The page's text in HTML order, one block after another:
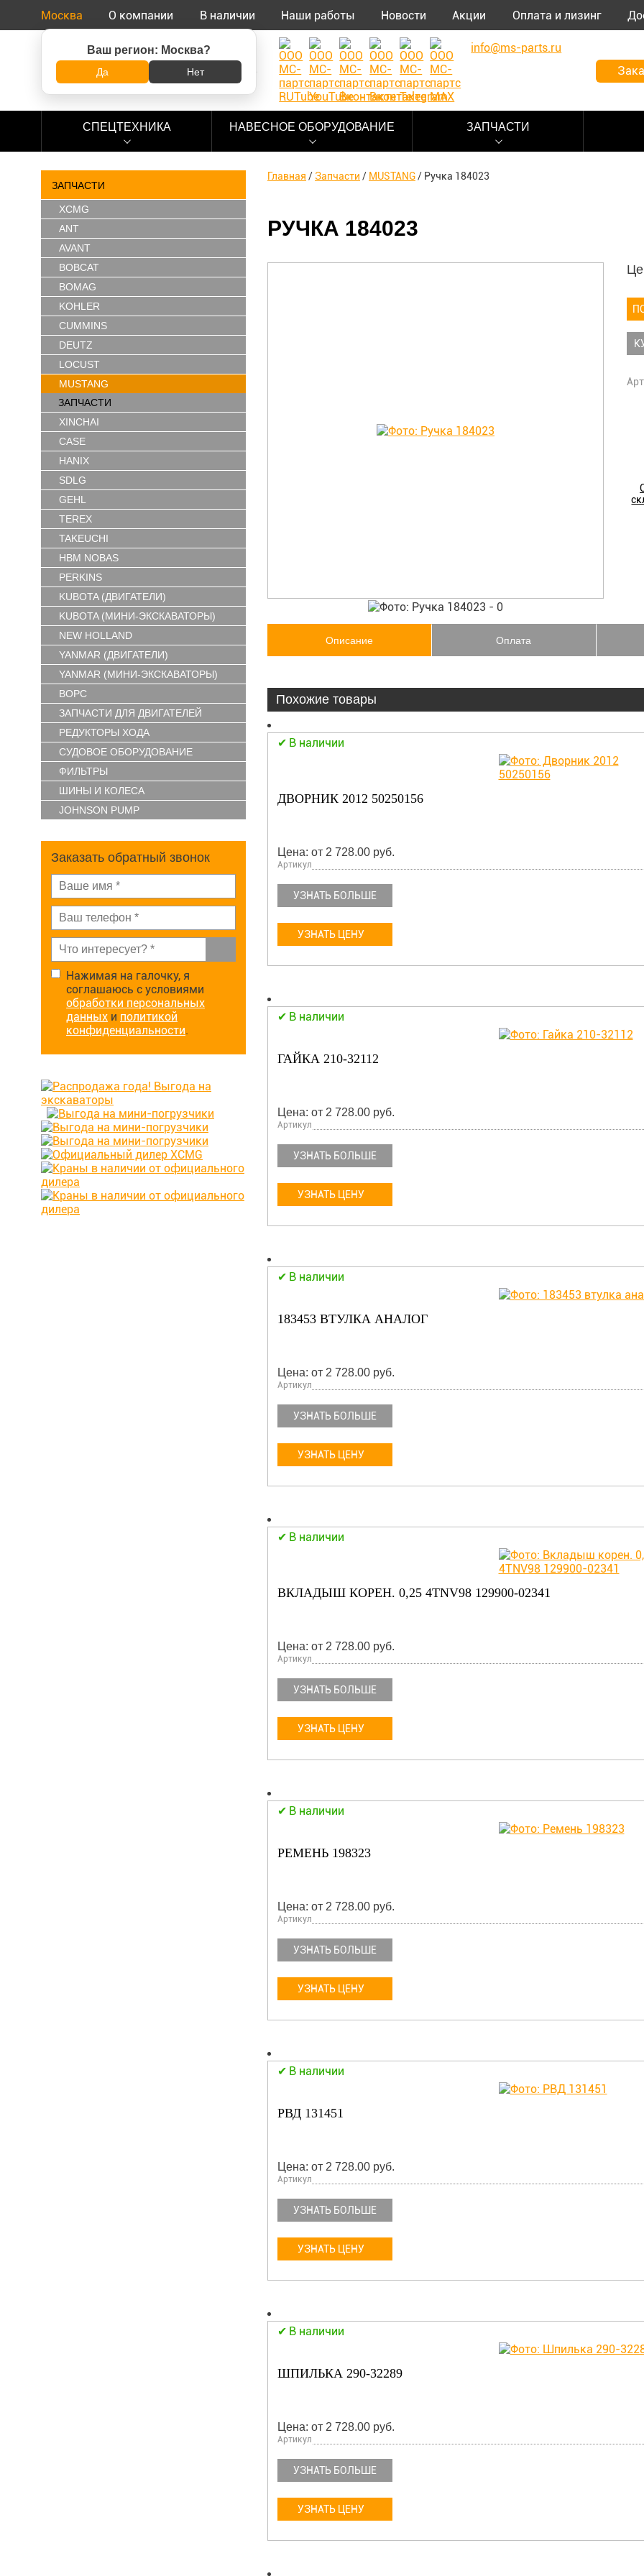
Москва
Ваш регион: Москва?
Да Нет
О компании В наличии Наши работы Новости Акции Оплата и лизинг
8 (800) 500-73-92
info@ms-parts.ru
СПЕЦТЕХНИКА НАВЕСНОЕ ОБОРУДОВАНИЕ ЗАПЧАСТИ
ЗАПЧАСТИ
XCMG
ANT
AVANT
BOBCAT
BOMAG
KOHLER
CUMMINS
DEUTZ
LOCUST
MUSTANG
ЗАПЧАСТИ
XINCHAI
CASE
HANIX
SDLG
GEHL
TEREX
TAKEUCHI
HBM NOBAS
PERKINS
KUBOTA (ДВИГАТЕЛИ)
KUBOTA (МИНИ-ЭКСКАВАТОРЫ)
NEW HOLLAND
YANMAR (ДВИГАТЕЛИ)
YANMAR (МИНИ-ЭКСКАВАТОРЫ)
ВОРС
ЗАПЧАСТИ ДЛЯ ДВИГАТЕЛЕЙ
РЕДУКТОРЫ ХОДА
СУДОВОЕ ОБОРУДОВАНИЕ
ФИЛЬТРЫ
ШИНЫ И КОЛЕСА
JOHNSON PUMP
Заказать обратный звонок
Нажимая на галочку, я
соглашаюсь с условиями
обработки персональных
данных и политикой
конфиденциальности.
Главная / Запчасти / MUSTANG/ Ручка 184023
РУЧКА 184023
Описание Оплата
Похожие товары
В наличии
ДВОРНИК 2012 50250156
Цена: от 2 728.00 руб.
Артикул
УЗНАТЬ БОЛЬШЕ
УЗНАТЬ ЦЕНУ
В наличии
ГАЙКА 210-32112
Цена: от 2 728.00 руб.
Артикул
УЗНАТЬ БОЛЬШЕ
УЗНАТЬ ЦЕНУ
В наличии
183453 ВТУЛКА АНАЛОГ
Цена: от 2 728.00 руб.
Артикул
УЗНАТЬ БОЛЬШЕ
УЗНАТЬ ЦЕНУ
В наличии
ВКЛАДЫШ КОРЕН. 0,25 4TNV98 129900-02341
Цена: от 2 728.00 руб.
Артикул
УЗНАТЬ БОЛЬШЕ
УЗНАТЬ ЦЕНУ
В наличии
РЕМЕНЬ 198323
Цена: от 2 728.00 руб.
Артикул
УЗНАТЬ БОЛЬШЕ
УЗНАТЬ ЦЕНУ
В наличии
РВД 131451
Цена: от 2 728.00 руб.
Артикул
УЗНАТЬ БОЛЬШЕ
УЗНАТЬ ЦЕНУ
В наличии
ШПИЛЬКА 290-32289
Цена: от 2 728.00 руб.
Артикул
УЗНАТЬ БОЛЬШЕ
УЗНАТЬ ЦЕНУ